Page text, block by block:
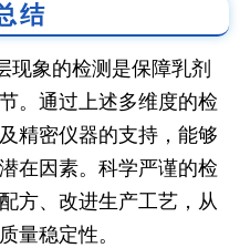
结
现象的检测是保障乳剂
。通过上述多维度的检
精密仪器的支持，能够
在因素。科学严谨的检
方、改进生产工艺，从
量稳定性。